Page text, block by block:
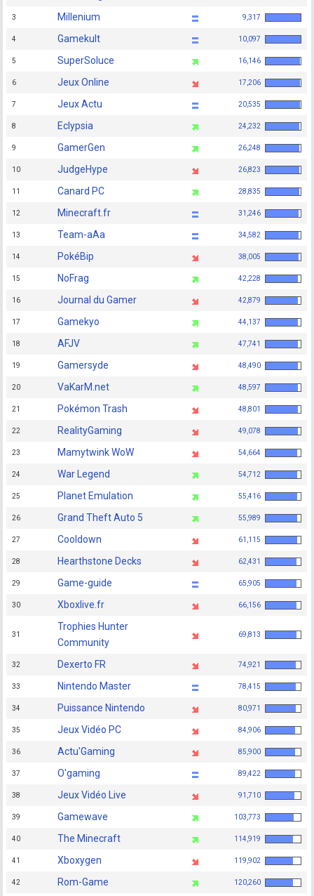
3 Millenium 9,317
4 Gamekult 10,097
5 SuperSoluce 16,146
6 Jeux Online 17,206
7 Jeux Actu 20,535
8 Eclypsia 24,232
9 GamerGen 26,248
10 JudgeHype 26,823
11 Canard PC 28,835
12 Minecraft.fr 31,246
13 Team-aAa 34,582
14 PokéBip 38,005
15 NoFrag 42,228
16 Journal du Gamer 42,879
17 Gamekyo 44,137
18 AFJV 47,741
19 Gamersyde 48,490
20 VaKarM.net 48,597
21 Pokémon Trash 48,801
22 RealityGaming 49,078
23 Mamytwink WoW 54,664
24 War Legend 54,712
25 Planet Emulation 55,416
26 Grand Theft Auto 5 55,989
27 Cooldown 61,115
28 Hearthstone Decks 62,431
29 Game-guide 65,905
30 Xboxlive.fr 66,156
31
Trophies Hunter
Community
69,813
32 Dexerto FR 74,921
33 Nintendo Master 78,415
34 Puissance Nintendo 80,971
35 Jeux Vidéo PC 84,906
36 Actu'Gaming 85,900
37 O'gaming 89,422
38 Jeux Vidéo Live 91,710
39 Gamewave 103,773
40 The Minecraft 114,919
41 Xboxygen 119,902
42 Rom-Game 120,260